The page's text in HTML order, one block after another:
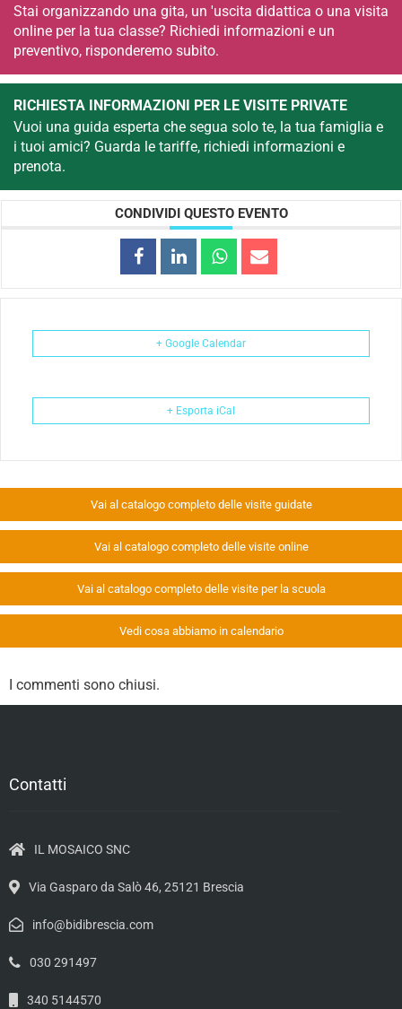
Stai organizzando una gita, un 'uscita didattica o una visita
online per la tua classe? Richiedi informazioni e un
preventivo, risponderemo subito.
RICHIESTA INFORMAZIONI PER LE VISITE PRIVATE
Vuoi una guida esperta che segua solo te, la tua famiglia e
i tuoi amici? Guarda le tariffe, richiedi informazioni e
prenota.
CONDIVIDI QUESTO EVENTO
+ Google Calendar
+ Esporta iCal
Vai al catalogo completo delle visite guidate
Vai al catalogo completo delle visite online
Vai al catalogo completo delle visite per la scuola
Vedi cosa abbiamo in calendario
I commenti sono chiusi.
Contatti
IL MOSAICO SNC
Via Gasparo da Salò 46, 25121 Brescia
info@bidibrescia.com
030 291497
340 5144570